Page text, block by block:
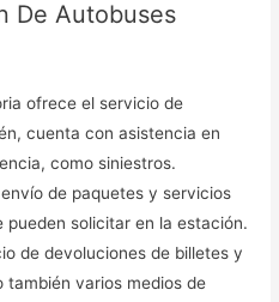
De Autobuses
ofrece el servicio de
cuenta con asistencia en
como siniestros.
de paquetes y servicios
solicitar en la estación.
de devoluciones de billetes y
también varios medios de